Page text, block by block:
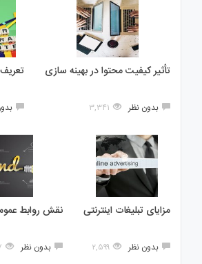
تأثیر کیفیت محتوا در بهینه سازی
بدون نظر ۳,۳۴۱
مزایای تبلیغات اینترنتی
بدون نظر ۲,۵۹۹
نقش روابط
بدون نظر